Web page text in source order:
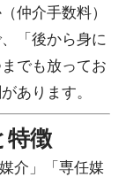
仲介手数料）
「後から身に
でも放ってお
あります。
特徴
介」「専任媒